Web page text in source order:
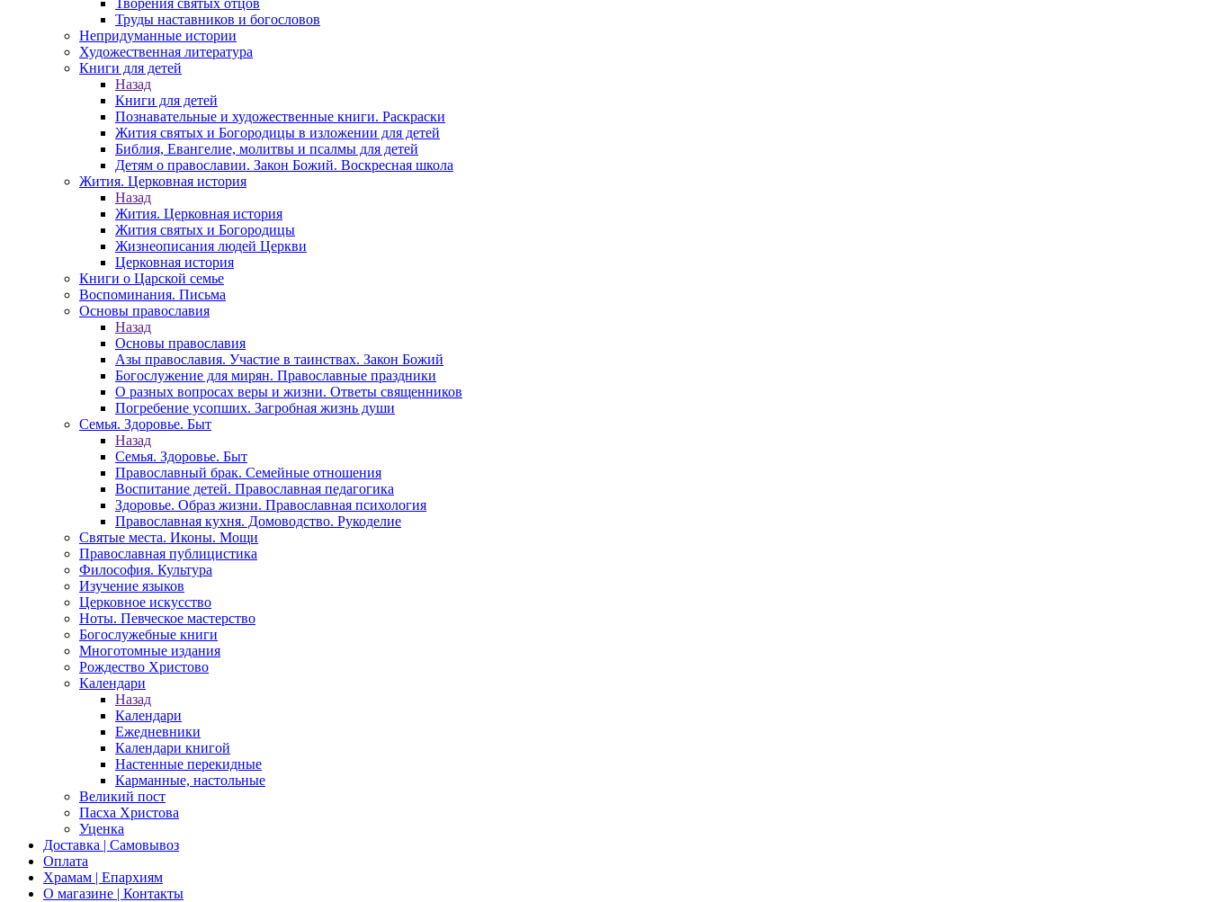
Творения святых отцов
Труды наставников и богословов
Непридуманные истории
Художественная литература
Книги для детей
Назад
Книги для детей
Познавательные и художественные книги. Раскраски
Жития святых и Богородицы в изложении для детей
Библия, Евангелие, молитвы и псалмы для детей
Детям о православии. Закон Божий. Воскресная школа
Жития. Церковная история
Назад
Жития. Церковная история
Жития святых и Богородицы
Жизнеописания людей Церкви
Церковная история
Книги о Царской семье
Воспоминания. Письма
Основы православия
Назад
Основы православия
Азы православия. Участие в таинствах. Закон Божий
Богослужение для мирян. Православные праздники
О разных вопросах веры и жизни. Ответы священников
Погребение усопших. Загробная жизнь души
Семья. Здоровье. Быт
Назад
Семья. Здоровье. Быт
Православный брак. Семейные отношения
Воспитание детей. Православная педагогика
Здоровье. Образ жизни. Православная психология
Православная кухня. Домоводство. Рукоделие
Святые места. Иконы. Мощи
Православная публицистика
Философия. Культура
Изучение языков
Церковное искусство
Ноты. Певческое мастерство
Богослужебные книги
Многотомные издания
Рождество Христово
Календари
Назад
Календари
Ежедневники
Календари книгой
Настенные перекидные
Карманные, настольные
Великий пост
Пасха Христова
Уценка
Доставка | Самовывоз
Оплата
Храмам | Епархиям
О магазине | Контакты